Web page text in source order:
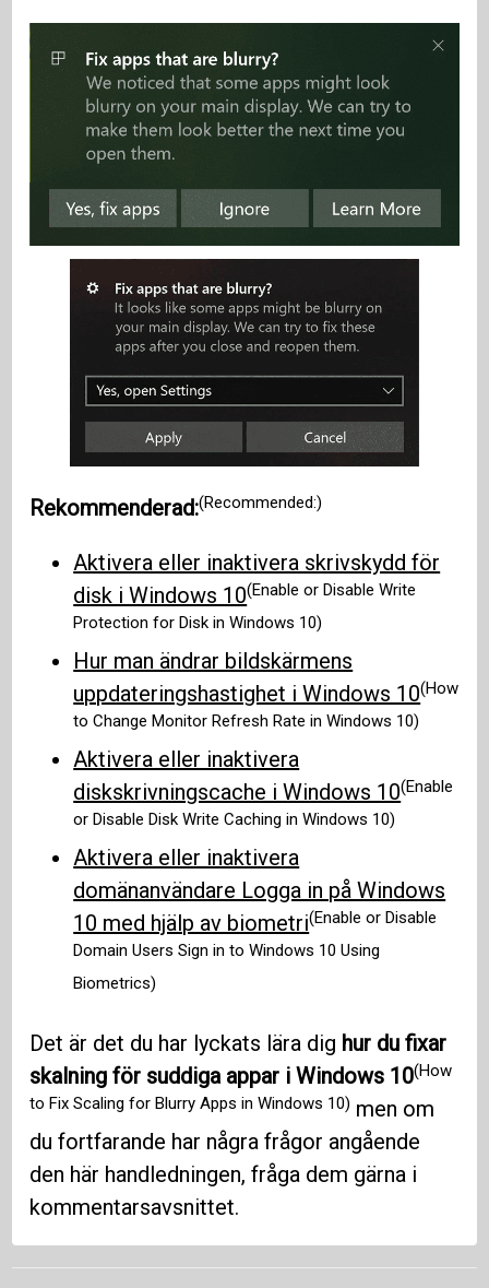
Rekommenderad:(Recommended:)
Aktivera eller inaktivera skrivskydd för
disk i Windows 10(Enable or Disable Write
Protection for Disk in Windows 10)
Hur man ändrar bildskärmens
uppdateringshastighet i Windows 10(How
to Change Monitor Refresh Rate in Windows 10)
Aktivera eller inaktivera
diskskrivningscache i Windows 10(Enable
or Disable Disk Write Caching in Windows 10)
Aktivera eller inaktivera
domänanvändare Logga in på Windows
10 med hjälp av biometri(Enable or Disable
Domain Users Sign in to Windows 10 Using
Biometrics)
Det är det du har lyckats lära dig hur du fixar
skalning för suddiga appar i Windows 10(How
to Fix Scaling for Blurry Apps in Windows 10) men om
du fortfarande har några frågor angående
den här handledningen, fråga dem gärna i
kommentarsavsnittet.